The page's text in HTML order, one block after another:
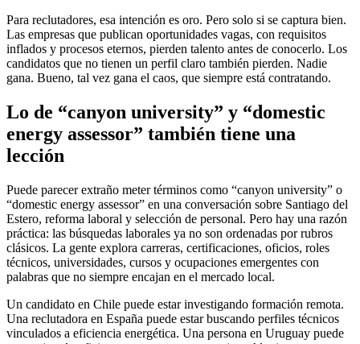
Para reclutadores, esa intención es oro. Pero solo si se captura bien.
Las empresas que publican oportunidades vagas, con requisitos
inflados y procesos eternos, pierden talento antes de conocerlo. Los
candidatos que no tienen un perfil claro también pierden. Nadie
gana. Bueno, tal vez gana el caos, que siempre está contratando.
Lo de “canyon university” y “domestic
energy assessor” también tiene una
lección
Puede parecer extraño meter términos como “canyon university” o
“domestic energy assessor” en una conversación sobre Santiago del
Estero, reforma laboral y selección de personal. Pero hay una razón
práctica: las búsquedas laborales ya no son ordenadas por rubros
clásicos. La gente explora carreras, certificaciones, oficios, roles
técnicos, universidades, cursos y ocupaciones emergentes con
palabras que no siempre encajan en el mercado local.
Un candidato en Chile puede estar investigando formación remota.
Una reclutadora en España puede estar buscando perfiles técnicos
vinculados a eficiencia energética. Una persona en Uruguay puede